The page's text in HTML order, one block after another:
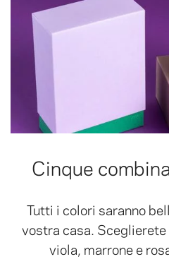
Cinque
Tutti i colori saranno
vostra casa.
viola, marrone e